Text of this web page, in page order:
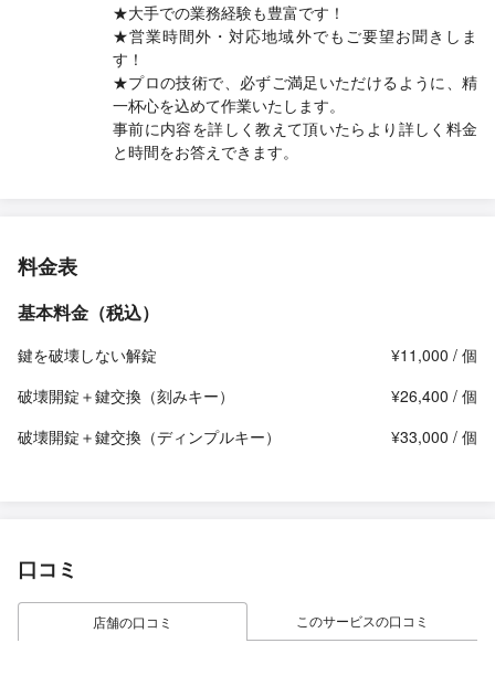
★大手での業務経験も豊富です！
★営業時間外・対応地域外でもご要望お聞きしま
す！
★プロの技術で、必ずご満足いただけるように、精
一杯心を込めて作業いたします。
事前に内容を詳しく教えて頂いたらより詳しく料金
と時間をお答えできます。
料金表
基本料金（税込）
鍵を破壊しない解錠
¥11,000 / 個
破壊開錠＋鍵交換（刻みキー）
¥26,400 / 個
破壊開錠＋鍵交換（ディンプルキー）
¥33,000 / 個
口コミ
店舗の口コミ このサービスの口コミ